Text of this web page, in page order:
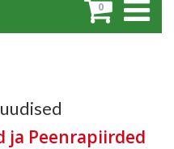
0
ja Peenrapiirded